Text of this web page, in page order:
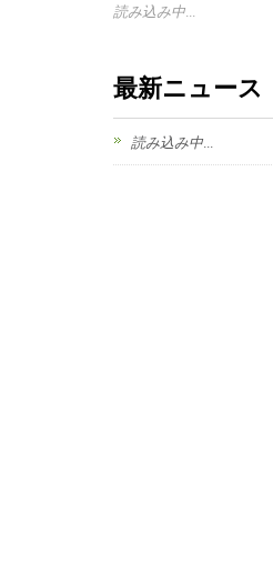
読み込み中...
最新ニュース
読み込み中...